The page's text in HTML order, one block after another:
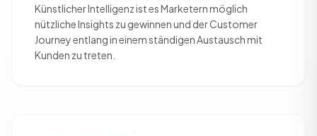
Künstlicher Intelligenz ist es Marketern möglich
nützliche Insights zu gewinnen und der Customer
Journey entlang in einem ständigen Austausch mit
Kunden zu treten.